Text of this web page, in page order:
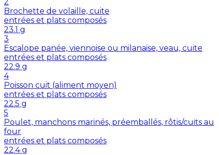
Brochette de volaille, cuite
entrées et plats composés
23.1 g
3
Escalope panée, viennoise ou milanaise, veau, cuite
entrées et plats composés
22.9 g
4
Poisson cuit (aliment moyen)
entrées et plats composés
22.5 g
5
Poulet, manchons marinés, préemballés, rôtis/cuits au
four
entrées et plats composés
22.4 g